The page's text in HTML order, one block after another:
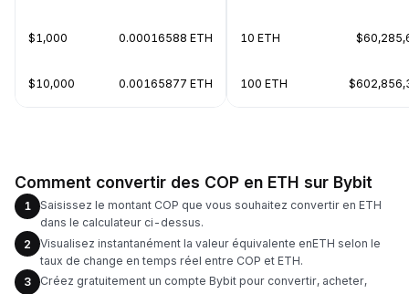
$1,000 0.00016588 ETH
$10,000 0.00165877 ETH
10 ETH
100 ETH
Comment convertir des COP en ETH sur Bybit
1
Saisissez le montant COP que vous souhaitez convertir en ETH
dans le calculateur ci-dessus.
2
Visualisez instantanément la valeur équivalente enETH selon le
taux de change en temps réel entre COP et ETH.
3
Créez gratuitement un compte Bybit pour convertir, acheter,